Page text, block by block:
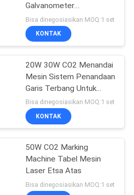
42
welding
Galvanometer
Berkecepatan Tinggi
Bisa dinegosiasikan MOQ:1 set
KONTAK
20W 30W CO2 Menandai
Mesin Sistem Penandaan
Garis Terbang Untuk
Botol Plastik
Bisa dinegosiasikan MOQ:1 set
KONTAK
50W CO2 Marking
Machine Tabel Mesin
Laser Etsa Atas
Bisa dinegosiasikan MOQ:1 set